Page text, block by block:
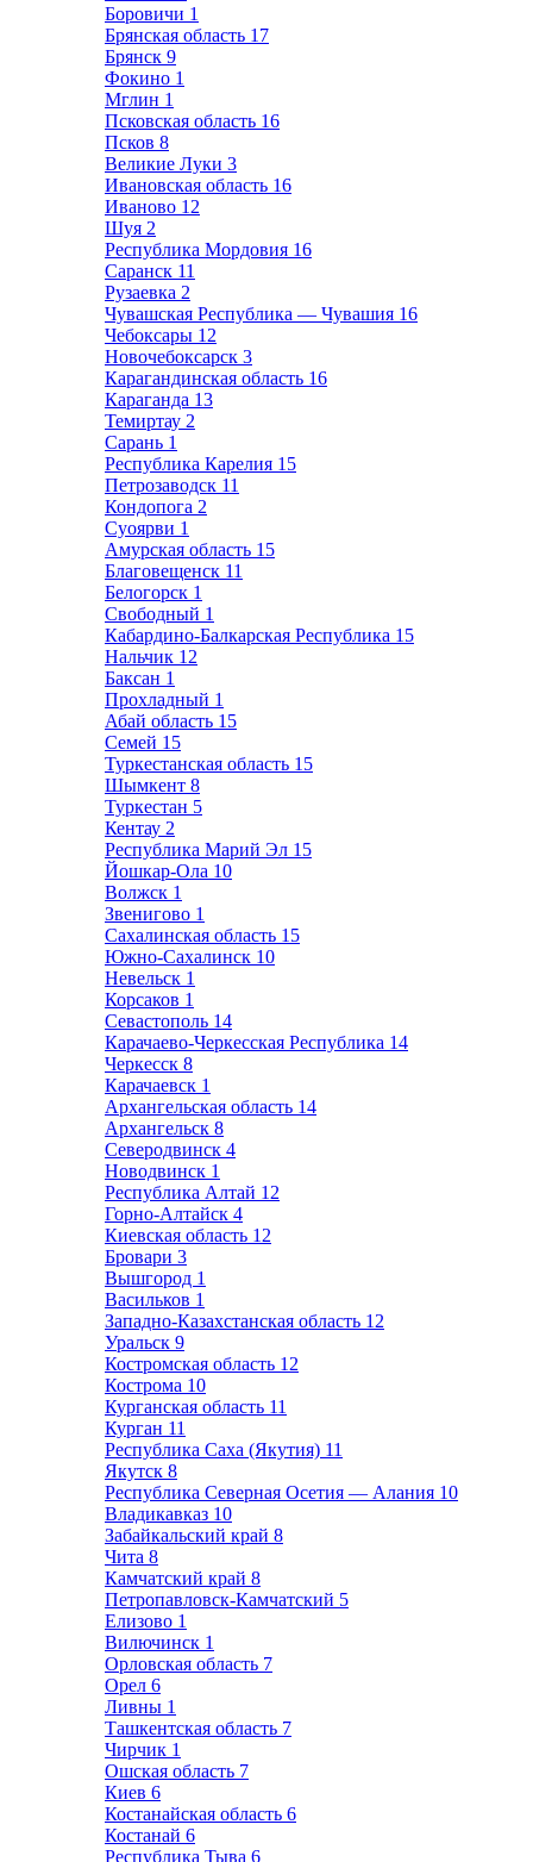
Боровичи 1
Брянская область 17
Брянск 9
Фокино 1
Мглин 1
Псковская область 16
Псков 8
Великие Луки 3
Ивановская область 16
Иваново 12
Шуя 2
Республика Мордовия 16
Саранск 11
Рузаевка 2
Чувашская Республика — Чувашия 16
Чебоксары 12
Новочебоксарск 3
Карагандинская область 16
Караганда 13
Темиртау 2
Сарань 1
Республика Карелия 15
Петрозаводск 11
Кондопога 2
Суоярви 1
Амурская область 15
Благовещенск 11
Белогорск 1
Свободный 1
Кабардино-Балкарская Республика 15
Нальчик 12
Баксан 1
Прохладный 1
Абай область 15
Семей 15
Туркестанская область 15
Шымкент 8
Туркестан 5
Кентау 2
Республика Марий Эл 15
Йошкар-Ола 10
Волжск 1
Звенигово 1
Сахалинская область 15
Южно-Сахалинск 10
Невельск 1
Корсаков 1
Севастополь 14
Карачаево-Черкесская Республика 14
Черкесск 8
Карачаевск 1
Архангельская область 14
Архангельск 8
Северодвинск 4
Новодвинск 1
Республика Алтай 12
Горно-Алтайск 4
Киевская область 12
Бровари 3
Вышгород 1
Васильков 1
Западно-Казахстанская область 12
Уральск 9
Костромская область 12
Кострома 10
Курганская область 11
Курган 11
Республика Саха (Якутия) 11
Якутск 8
Республика Северная Осетия — Алания 10
Владикавказ 10
Забайкальский край 8
Чита 8
Камчатский край 8
Петропавловск-Камчатский 5
Елизово 1
Вилючинск 1
Орловская область 7
Орел 6
Ливны 1
Ташкентская область 7
Чирчик 1
Ошская область 7
Киев 6
Костанайская область 6
Костанай 6
Республика Тыва 6